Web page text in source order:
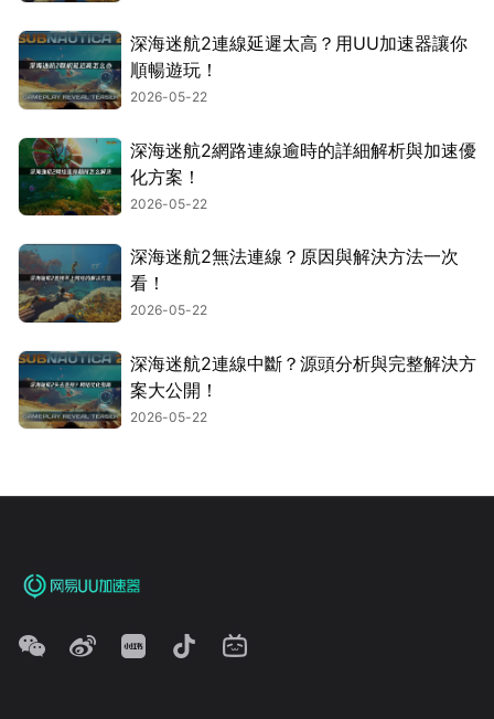
深海迷航2連線延遲太高？用UU加速器讓你
順暢遊玩！
2026-05-22
深海迷航2網路連線逾時的詳細解析與加速優
化方案！
2026-05-22
深海迷航2無法連線？原因與解決方法一次
看！
2026-05-22
深海迷航2連線中斷？源頭分析與完整解決方
案大公開！
2026-05-22